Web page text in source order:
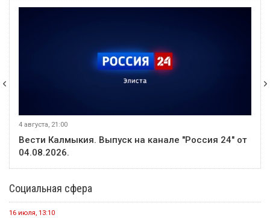
4 августа, 21:00
Вести Калмыкия. Выпуск на канале "Россия 24" от
04.08.2026.
Социальная сфера
16 июля, 13:10